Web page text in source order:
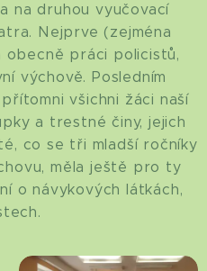
na druhou vyučovací
Nejprve (zejména
obecně práci policistů,
výchově. Posledním
všichni žáci naší
a trestné činy, jejich
co se tři mladší ročníky
měla ještě pro ty
o návykových látkách,